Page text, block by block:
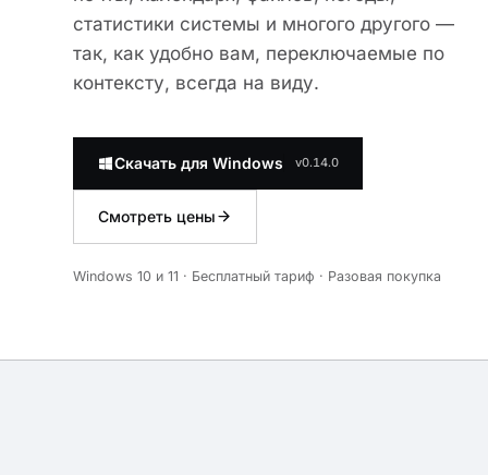
статистики системы и многого другого —
так, как удобно вам, переключаемые по
контексту, всегда на виду.
Скачать для Windows v0.14.0
Смотреть цены
Windows 10 и 11 · Бесплатный тариф · Разовая покупка